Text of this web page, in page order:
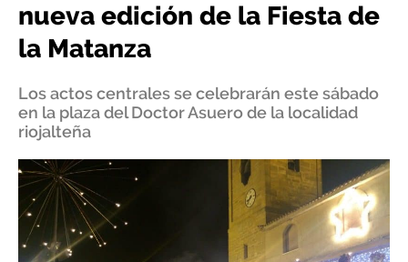
nueva edición de la Fiesta de
la Matanza
Los actos centrales se celebrarán este sábado
en la plaza del Doctor Asuero de la localidad
riojalteña